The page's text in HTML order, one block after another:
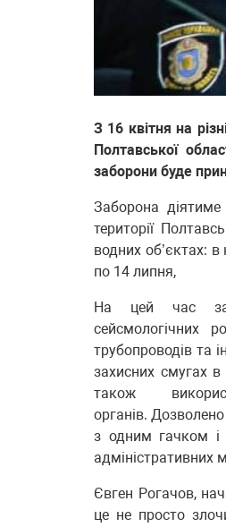
З 16 квітня на
Полтавської
заборони буде
Заборона
території
водних об’єктах:
по 14 липня,
На цей час
сейсмологічних
трубопроводів та
захисних смугах
також
органів.
з одним гачком і
адміністративних
Євген Рогачов,
це не просто